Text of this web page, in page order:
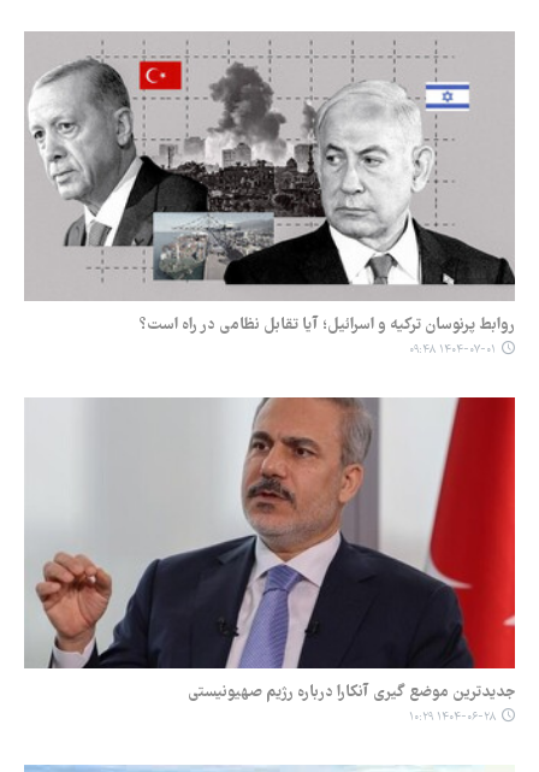
روابط پرنوسان ترکیه و اسرائیل؛ آیا تقابل نظامی در راه است؟
۱۴۰۴-۰۷-۰۱ ۰۹:۴۸
جدیدترین موضع گیری آنکارا درباره رژیم صهیونیستی
۱۴۰۴-۰۶-۲۸ ۱۰:۲۹